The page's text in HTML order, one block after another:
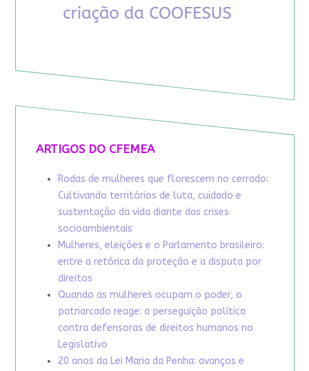
ARTIGOS DO CFEMEA
Rodas de mulheres que florescem no cerrado:
Cultivando territórios de luta, cuidado e
sustentação da vida diante das crises
socioambientais
Mulheres, eleições e o Parlamento brasileiro:
entre a retórica da proteção e a disputa por
direitos
Quando as mulheres ocupam o poder, o
patriarcado reage: a perseguição política
contra defensoras de direitos humanos no
Legislativo
20 anos da Lei Maria da Penha: avanços e